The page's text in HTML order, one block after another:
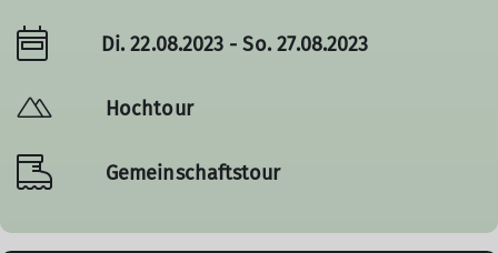
Di. 22.08.2023 - So. 27.08.2023
Hochtour
Gemeinschaftstour